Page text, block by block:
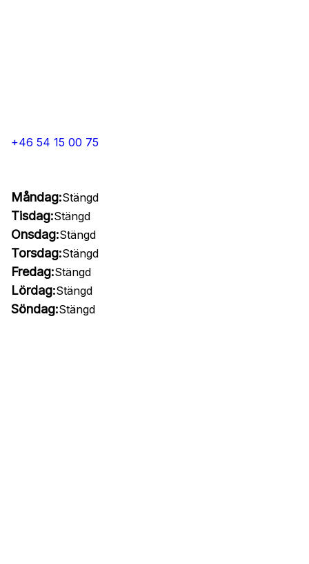
+46 54 15 00 75
Måndag:Stängd
Tisdag:Stängd
Onsdag:Stängd
Torsdag:Stängd
Fredag:Stängd
Lördag:Stängd
Söndag:Stängd